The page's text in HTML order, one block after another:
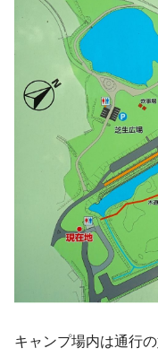
キャンプ場内は通行